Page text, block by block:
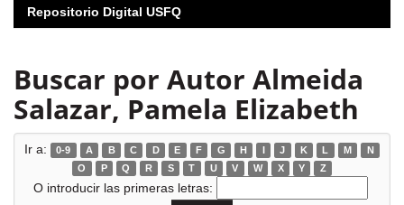
Repositorio Digital USFQ
Buscar por Autor Almeida
Salazar, Pamela Elizabeth
Ir a: 0-9 A B C D E F G H I J K L M
N
O
P Q R S T U V W X Y Z
O introducir las primeras letras: